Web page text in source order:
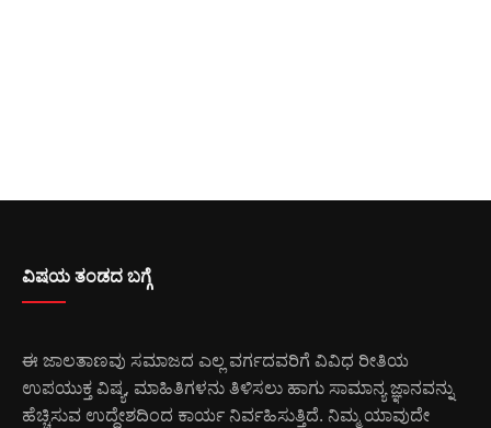
ವಿಷಯ ತಂಡದ ಬಗ್ಗೆ
ಈ ಜಾಲತಾಣವು ಸಮಾಜದ ಎಲ್ಲ ವರ್ಗದವರಿಗೆ ವಿವಿಧ ರೀತಿಯ
ಉಪಯುಕ್ತ ವಿಷ್ಯ, ಮಾಹಿತಿಗಳನು ತಿಳಿಸಲು ಹಾಗು ಸಾಮಾನ್ಯ ಜ್ಞಾನವನ್ನು
ಹೆಚ್ಚಿಸುವ ಉದ್ದೇಶದಿಂದ ಕಾರ್ಯ ನಿರ್ವಹಿಸುತ್ತಿದೆ. ನಿಮ್ಮ ಯಾವುದೇ